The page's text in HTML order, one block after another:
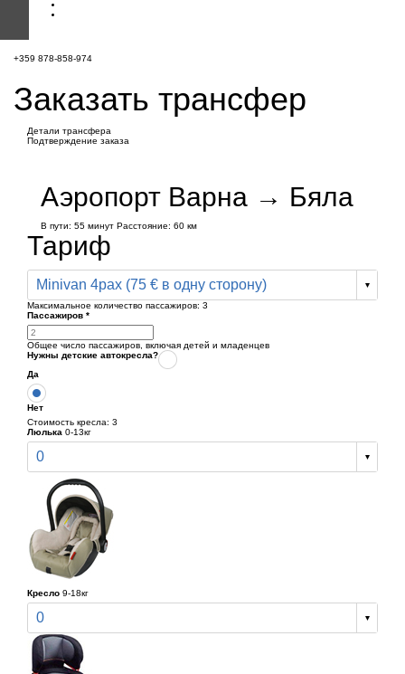
+359 878-858-974
Заказать трансфер
Детали трансфера
Подтверждение заказа
Аэропорт Варна → Бяла
В пути: 55 минут Расстояние: 60 км
Тариф
Minivan 4pax (75 € в одну сторону)
Максимальное количество пассажиров: 3
Пассажиров *
Общее число пассажиров, включая детей и младенцев
Нужны детские автокресла?
Да
Нет
Стоимость кресла: 3
Люлька 0-13кг
0
Кресло 9-18кг
0